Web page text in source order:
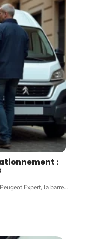
:
Expert, la barre…